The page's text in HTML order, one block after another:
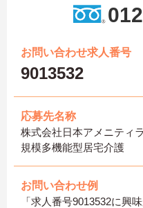
お問い合わせ求人番号
9013532
応募先名称
株式会社日本アメニティ
規模多機能型居宅介護
お問い合わせ例
「求人番号9013532に興